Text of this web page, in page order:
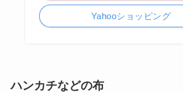
Yahooショッピング
ハンカチなどの布